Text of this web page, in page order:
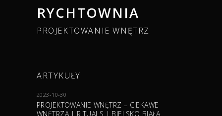
RYCHTOWNIA
PROJEKTOWANIE WNĘTRZ
ARTYKUŁY
2023-10-30
PROJEKTOWANIE WNĘTRZ – CIEKAWE
WNĘTRZA | RITUALS | BIELSKO BIAŁA